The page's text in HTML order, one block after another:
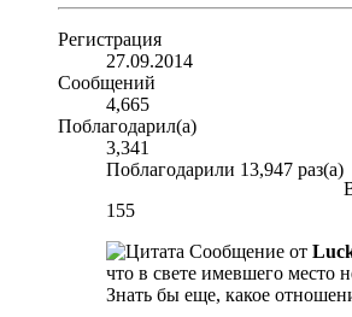
Регистрация
27.09.2014
Сообщений
4,665
Поблагодарил(а)
3,341
Поблагодарили 13,947 раз(а)
155
Сообщение от
что в свете имевшего место
Знать бы еще, какое